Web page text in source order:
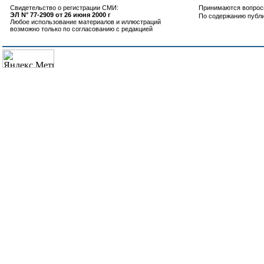
Свидетельство о регистрации СМИ:
ЭЛ N° 77-2909 от 26 июня 2000 г
Любое использование материалов и иллюстраций
возможно только по согласованию с редакцией
Принимаются
По содержанию